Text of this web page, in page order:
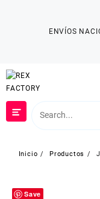
ENVÍOS
Inicio Productos
Save